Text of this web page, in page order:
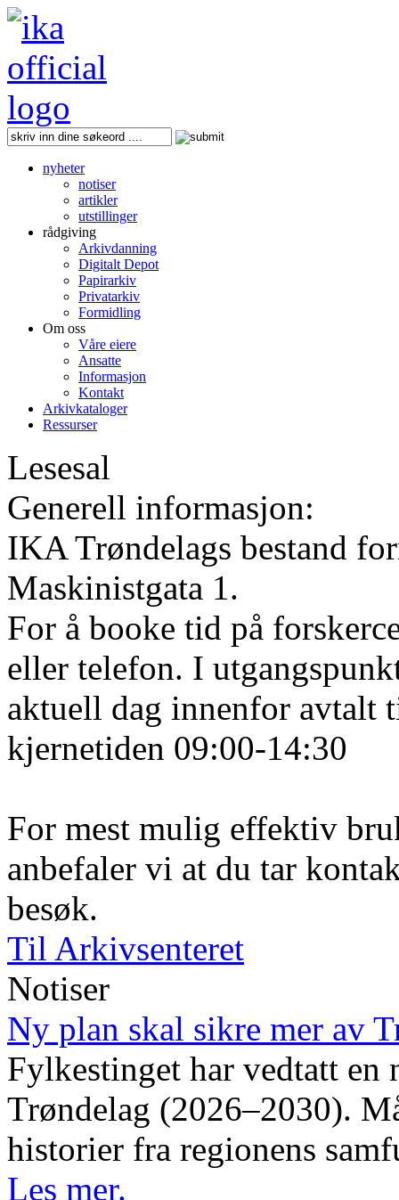
nyheter
notiser
artikler
utstillinger
rådgiving
Arkivdanning
Digitalt Depot
Papirarkiv
Privatarkiv
Formidling
Om oss
Våre eiere
Ansatte
Informasjon
Kontakt
Arkivkataloger
Ressurser
Lesesal
Generell informasjon:
IKA Trøndelags bestand
Maskinistgata 1.
For å booke tid på
eller telefon. I
aktuell dag innenfor avtalt
kjernetiden 09:00-14:30
For mest mulig effektiv
anbefaler vi at du tar
besøk.
Til Arkivsenteret
Notiser
Ny plan skal sikre mer av
Fylkestinget har vedtatt
Trøndelag (2026–2030).
historier fra regionens
Les mer.